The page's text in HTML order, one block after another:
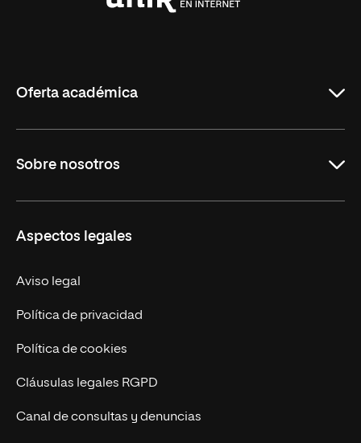
Oferta académica
Maestrías
Sobre nosotros
Trabaja en UNIR
Actualidad UNIR
Contáctanos
Aspectos legales
Aviso legal
Política de privacidad
Política de cookies
Cláusulas legales RGPD
Canal de consultas y denuncias